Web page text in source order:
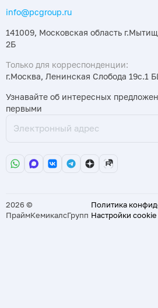
info@pcgroup.ru
141009, Московская область
2Б
Только для корреспонденции:
г.Москва, Ленинская Слобода 19с.1
Узнавайте об интересных
первыми
2026 ©
ПраймКемикалсГрупп
Политика
Настройки cookie